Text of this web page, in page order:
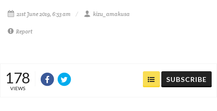
21st June 2019, 6:53 am kizu_amakusa
Report
178
VIEWS
SUBSCRIBE